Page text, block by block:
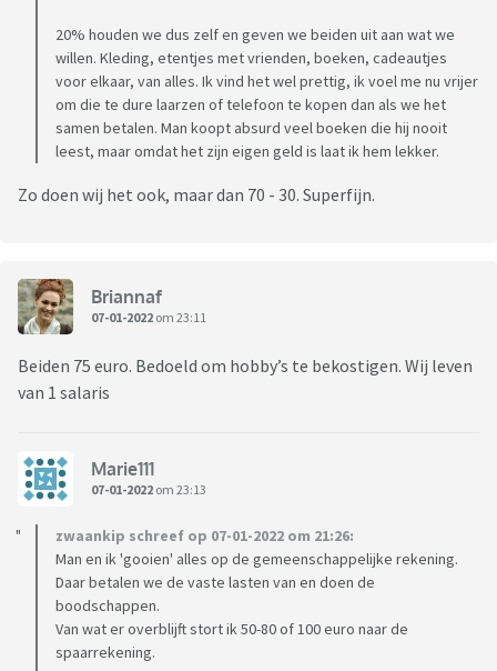
20% houden we dus zelf en geven we beiden uit aan wat we
willen. Kleding, etentjes met vrienden, boeken, cadeautjes
voor elkaar, van alles. Ik vind het wel prettig, ik voel me nu vrijer
om die te dure laarzen of telefoon te kopen dan als we het
samen betalen. Man koopt absurd veel boeken die hij nooit
leest, maar omdat het zijn eigen geld is laat ik hem lekker.
Zo doen wij het ook, maar dan 70 - 30. Superfijn.
Briannaf
07-01-2022 om 23:11
Beiden 75 euro. Bedoeld om hobby’s te bekostigen. Wij leven
van 1 salaris
Marie111
07-01-2022 om 23:13
zwaankip schreef op 07-01-2022 om 21:26:
Man en ik 'gooien' alles op de gemeenschappelijke rekening.
Daar betalen we de vaste lasten van en doen de
boodschappen.
Van wat er overblijft stort ik 50-80 of 100 euro naar de
spaarrekening.